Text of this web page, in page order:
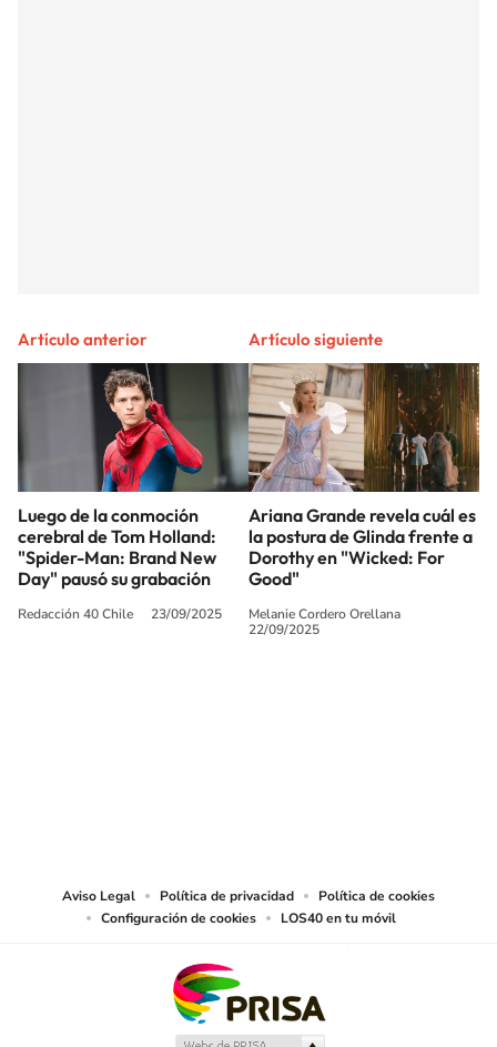
Artículo anterior
Luego de la conmoción
cerebral de Tom Holland:
"Spider-Man: Brand New
Day" pausó su grabación
Redacción 40 Chile 23/09/2025
Artículo siguiente
Ariana Grande revela cuál es
la postura de Glinda frente a
Dorothy en "Wicked: For
Good"
Melanie Cordero Orellana
22/09/2025
Aviso Legal Política de privacidad
Política de cookies
Configuración de cookies
LOS40 en tu móvil